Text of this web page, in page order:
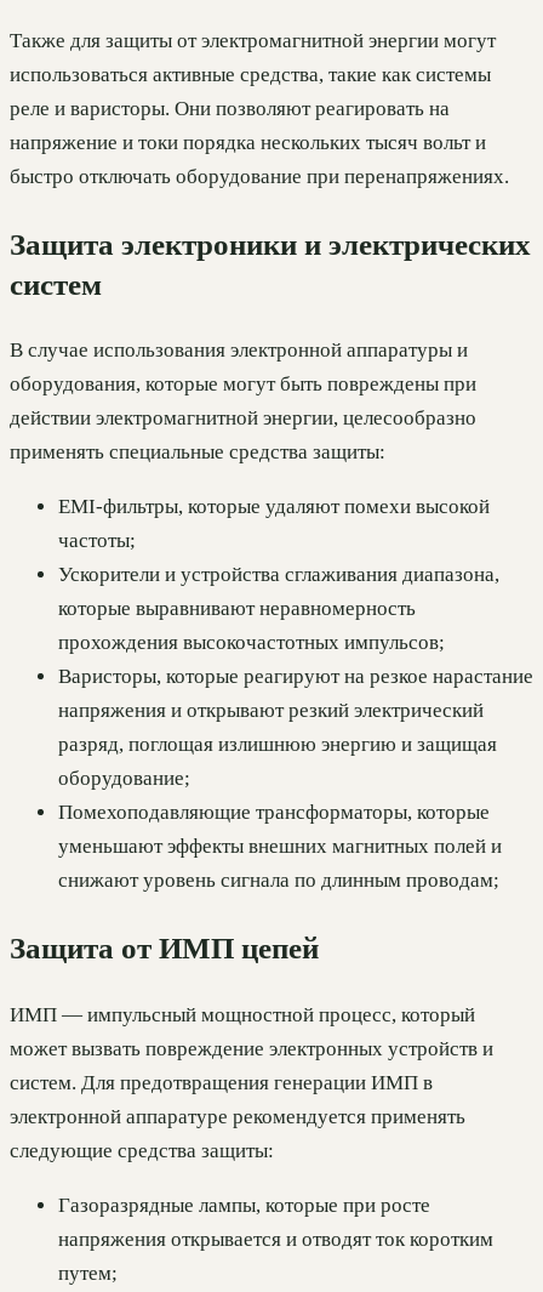
Также для защиты от электромагнитной энергии могут
использоваться активные средства, такие как системы
реле и варисторы. Они позволяют реагировать на
напряжение и токи порядка нескольких тысяч вольт и
быстро отключать оборудование при перенапряжениях.
Защита электроники и электрических
систем
В случае использования электронной аппаратуры и
оборудования, которые могут быть повреждены при
действии электромагнитной энергии, целесообразно
применять специальные средства защиты:
EMI-фильтры, которые удаляют помехи высокой
частоты;
Ускорители и устройства сглаживания диапазона,
которые выравнивают неравномерность
прохождения высокочастотных импульсов;
Варисторы, которые реагируют на резкое нарастание
напряжения и открывают резкий электрический
разряд, поглощая излишнюю энергию и защищая
оборудование;
Помехоподавляющие трансформаторы, которые
уменьшают эффекты внешних магнитных полей и
снижают уровень сигнала по длинным проводам;
Защита от ИМП цепей
ИМП — импульсный мощностной процесс, который
может вызвать повреждение электронных устройств и
систем. Для предотвращения генерации ИМП в
электронной аппаратуре рекомендуется применять
следующие средства защиты:
Газоразрядные лампы, которые при росте
напряжения открывается и отводят ток коротким
путем;